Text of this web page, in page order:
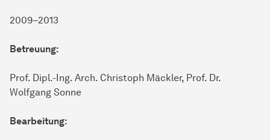
2009–2013
Betreuung:
Prof. Dipl.-Ing. Arch. Christoph Mäckler, Prof. Dr.
Wolfgang Sonne
Bearbeitung: